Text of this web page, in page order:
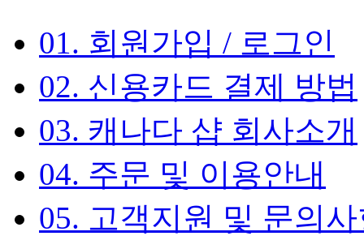
01. 회원가입 / 로그인
02. 신용카드 결제 방법
03. 캐나다 샵 회사소개
04. 주문 및 이용안내
05. 고객지원 및 문의